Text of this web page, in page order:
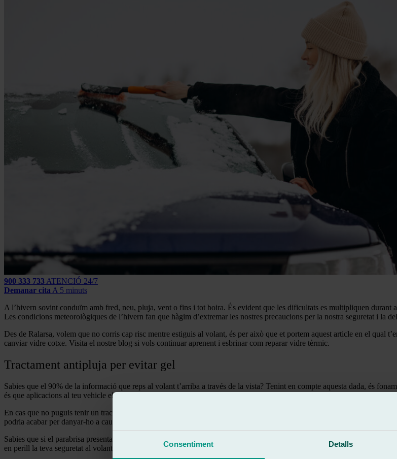
Consentiment Detalls
900 333 733 ATENCIÓ 24/7
Demanar cita A 5 minuts
A l’hivern sovint conduïm amb fred, neu, pluja, vent o fins i tot boira. És evident que les dificultats es multipliquen durant
Les condicions meteorològiques de l’hivern fan que hàgim d’extremar les nostres precaucions per la nostra seguretat i la
Des de Ralarsa, volem que no corris cap risc mentre estiguis al volant, és per això que et portem aquest article en el qual
canviar vidre cotxe. Visita el nostre blog si vols continuar aprenent i esbrinar com reparar vidre tèrmic.
Tractament antipluja per evitar gel
Sabies que el 90% de la informació que reps al volant t’arriba a través de la vista? Tenint en compte aquesta dada, és
és que aplicacions al teu vehicle el nostre tractament antipluja. Gràcies a ell podràs repel·lir no només el gebre sinó que a
En cas que no puguis tenir un tractament antipluja, aquí et donem uns consells perquè puguis llevar el gel del teu
podria acabar per danyar-ho a causa del canvi brusc de temperatura, especialment si tens un trencament. A Ralarsa pots
Sabies que si el parabrisa presenta danys o trencaments que dificultin la teva visibilitat, pots rebre una multa de 200
en perill la teva seguretat al volant, sinó que pot costar-te molt car, literalment.